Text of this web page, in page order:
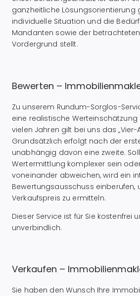
ganzheitliche Lösungsorientierung
individuelle Situation und die
Mandanten sowie der
Vordergrund stellt.
Bewerten –
Zu unserem Rundum-Sorglos-
eine realistische Werteinschätzung
vielen Jahren gilt bei uns das „Vier-
Grundsätzlich erfolgt nach der
unabhängig davon eine zweite.
Wertermittlung komplexer sein
voneinander abweichen, wird ein
Bewertungsausschuss
Verkaufspreis zu ermitteln.
Dieser Service ist für Sie kostenfrei
unverbindlich.
Verkaufen –
Sie haben den Wunsch Ihre